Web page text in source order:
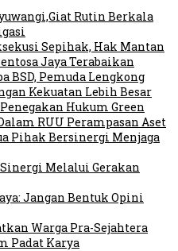
Rutin Berkala
Sepihak, Hak Mantan
Jaya Terabaikan
BSD, Pemuda Lengkong
Kekuatan Lebih Besar
Hukum Green
RUU Perampasan Aset
Pihak Bersinergi Menjaga
Melalui Gerakan
Jangan Bentuk Opini
Warga Pra-Sejahtera
Padat Karya